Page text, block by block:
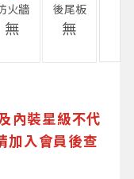
火牆
無
後尾板
無
內裝星級不代
加入會員後查